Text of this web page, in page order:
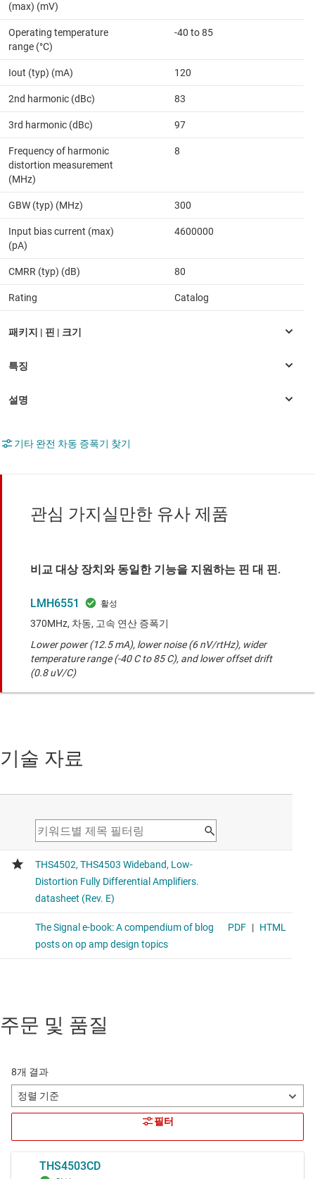
(max) (mV)
Operating temperature
range (°C)
-40 to 85
Iout (typ) (mA) 120
2nd harmonic (dBc) 83
3rd harmonic (dBc) 97
Frequency of harmonic
distortion measurement
(MHz)
8
GBW (typ) (MHz) 300
Input bias current (max)
(pA)
4600000
CMRR (typ) (dB) 80
Rating Catalog
기타 완전 차동 증폭기 찾기
관심 가지실만한 유사 제품
비교 대상 장치와 동일한 기능을 지원하는 핀 대 핀.
LMH6551
370MHz, 차동, 고속 연산 증폭기
Lower power (12.5 mA), lower noise (6 nV/rtHz), wider
temperature range (-40 C to 85 C), and lower offset drift
(0.8 uV/C)
기술 자료
주문 및 품질